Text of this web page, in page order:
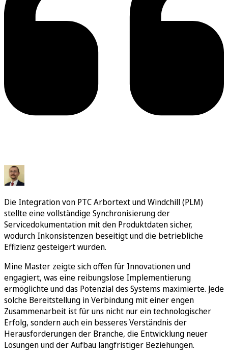
Die Integration von PTC Arbortext und Windchill (PLM)
stellte eine vollständige Synchronisierung der
Servicedokumentation mit den Produktdaten sicher,
wodurch Inkonsistenzen beseitigt und die betriebliche
Effizienz gesteigert wurden.
Mine Master zeigte sich offen für Innovationen und
engagiert, was eine reibungslose Implementierung
ermöglichte und das Potenzial des Systems maximierte. Jede
solche Bereitstellung in Verbindung mit einer engen
Zusammenarbeit ist für uns nicht nur ein technologischer
Erfolg, sondern auch ein besseres Verständnis der
Herausforderungen der Branche, die Entwicklung neuer
Lösungen und der Aufbau langfristiger Beziehungen.